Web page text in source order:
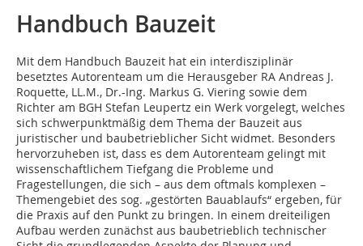
Handbuch Bauzeit
Mit dem Handbuch Bauzeit hat ein interdisziplinär
besetztes Autorenteam um die Herausgeber RA Andreas J.
Roquette, LL.M., Dr.-Ing. Markus G. Viering sowie dem
Richter am BGH Stefan Leupertz ein Werk vorgelegt, welches
sich schwerpunktmäßig dem Thema der Bauzeit aus
juristischer und baubetrieblicher Sicht widmet. Besonders
hervorzuheben ist, dass es dem Autorenteam gelingt mit
wissenschaftlichem Tiefgang die Probleme und
Fragestellungen, die sich – aus dem oftmals komplexen –
Themengebiet des sog. „gestörten Bauablaufs“ ergeben, für
die Praxis auf den Punkt zu bringen. In einem dreiteiligen
Aufbau werden zunächst aus baubetrieblich technischer